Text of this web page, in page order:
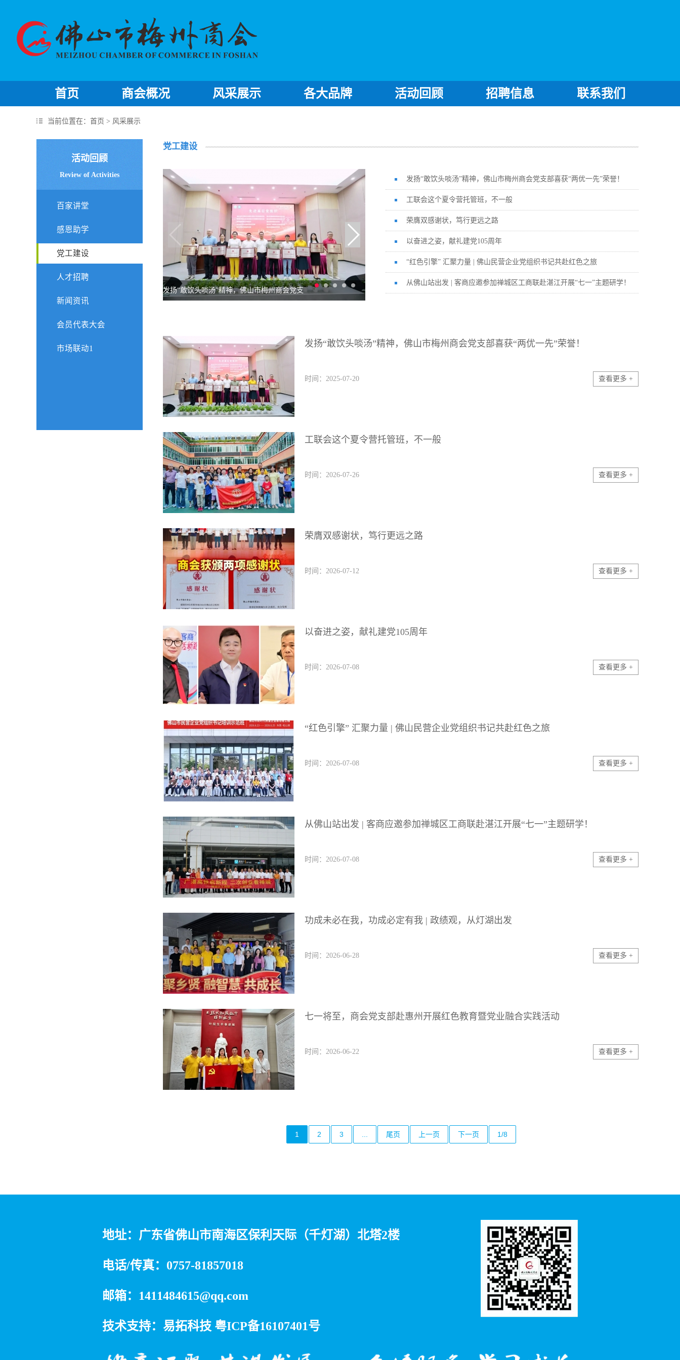
首页 商会概况 风采展示 各大品牌 活动回顾 招聘信息 联系我们
当前位置在： 首页 > 风采展示
活动回顾
Review of Activities
百家讲堂
感恩助学
党工建设
人才招聘
新闻资讯
会员代表大会
市场联动1
党工建设
发扬“敢饮头啖汤”精神，佛山市梅州商会党支
发扬“敢饮头啖汤”精神，佛山市梅州商会党支部喜获“两优一先”荣誉！
工联会这个夏令营托管班，不一般
荣膺双感谢状，笃行更远之路
以奋进之姿，献礼建党105周年
“红色引擎” 汇聚力量 | 佛山民营企业党组织书记共赴红色之旅
从佛山站出发 | 客商应邀参加禅城区工商联赴湛江开展“七一”主题研学！
发扬“敢饮头啖汤”精神，佛山市梅州商会党支部喜获“两优一先”荣誉！
时间：2025-07-20 查看更多 +
工联会这个夏令营托管班，不一般
时间：2026-07-26 查看更多 +
荣膺双感谢状，笃行更远之路
时间：2026-07-12 查看更多 +
以奋进之姿，献礼建党105周年
时间：2026-07-08 查看更多 +
“红色引擎” 汇聚力量 | 佛山民营企业党组织书记共赴红色之旅
时间：2026-07-08 查看更多 +
从佛山站出发 | 客商应邀参加禅城区工商联赴湛江开展“七一”主题研学！
时间：2026-07-08 查看更多 +
功成未必在我，功成必定有我 | 政绩观，从灯湖出发
时间：2026-06-28 查看更多 +
七一将至，商会党支部赴惠州开展红色教育暨党业融合实践活动
时间：2026-06-22 查看更多 +
1 2 3 尾页 上一页 下一页 1/8
地址：广东省佛山市南海区保利天际（千灯湖）北塔2楼
电话/传真：0757-81857018
邮箱：1411484615@qq.com
技术支持：易拓科技 粤ICP备16107401号